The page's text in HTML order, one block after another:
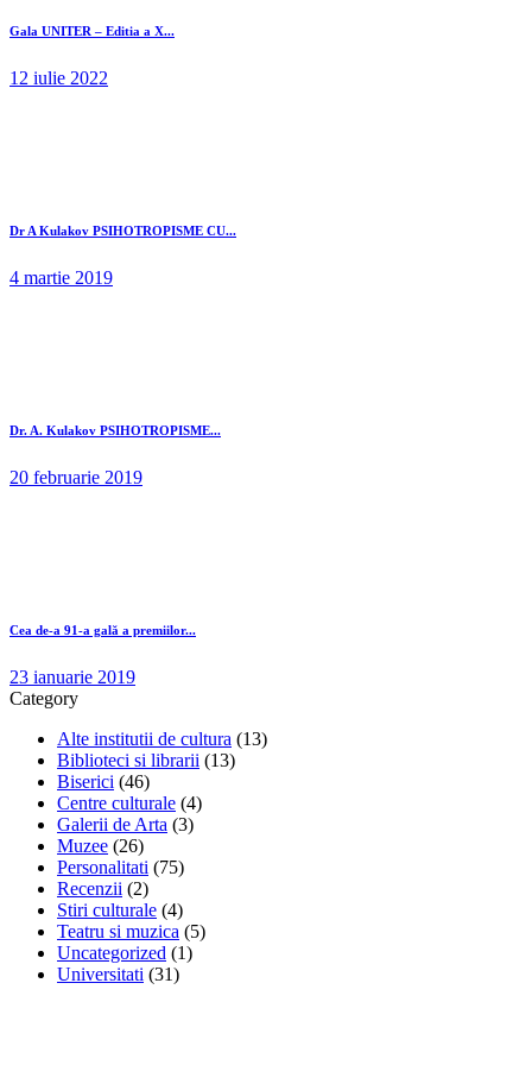
Gala UNITER – Editia a X...
12 iulie 2022
Dr A Kulakov PSIHOTROPISME CU...
4 martie 2019
Dr. A. Kulakov PSIHOTROPISME...
20 februarie 2019
Cea de-a 91-a gală a premiilor...
23 ianuarie 2019
Category
Alte institutii de cultura (13)
Biblioteci si librarii (13)
Biserici (46)
Centre culturale (4)
Galerii de Arta (3)
Muzee (26)
Personalitati (75)
Recenzii (2)
Stiri culturale (4)
Teatru si muzica (5)
Uncategorized (1)
Universitati (31)